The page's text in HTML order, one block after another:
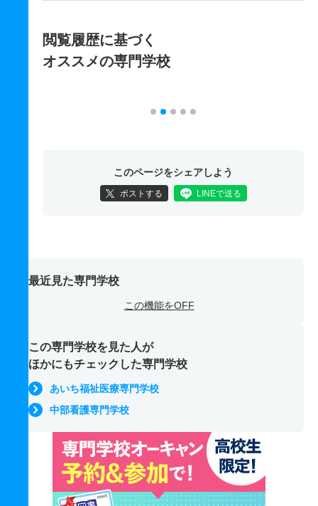
閲覧履歴に基づく
オススメの専門学校
このページをシェアしよう
ポストする LINEで送る
最近見た専門学校
この機能をOFF
この専門学校を見た人が
ほかにもチェックした専門学校
あいち福祉医療専門学校
中部看護専門学校